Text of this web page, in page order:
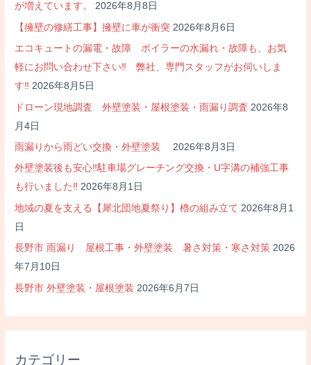
が増えています。
2026年8月8日
【擁壁の修繕工事】擁壁に車が衝突 2026年8月6日
エコキュートの漏電・故障 ボイラーの水漏れ・故障も、お気
軽にお問い合わせ下さい‼ 弊社、専門スタッフがお伺いしま
す‼ 2026年8月5日
ドローン現地調査 外壁塗装・屋根塗装・雨漏り調査 2026年8
月4日
雨漏りから雨どい交換・外壁塗装 2026年8月3日
外壁塗装後も安心‼駐車場グレーチング交換・U字溝の補強工事
も行いました‼ 2026年8月1日
地域の夏を支える【犀北団地夏祭り】櫓の組み立て 2026年8月1
日
長野市 雨漏り 屋根工事・外壁塗装 暑さ対策・寒さ対策 2026
年7月10日
長野市 外壁塗装・屋根塗装 2026年6月7日
カテゴリー